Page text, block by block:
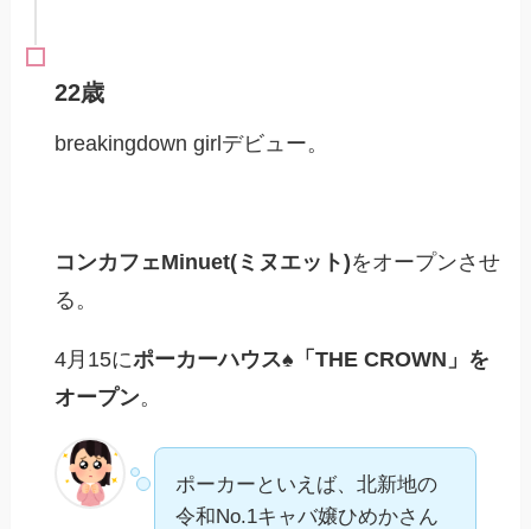
22歳
breakingdown girlデビュー。
コンカフェMinuet(ミヌエット)をオープンさせ
る。
4月15にポーカーハウス♠︎「THE CROWN」を
オープン。
ポーカーといえば、北新地の
令和No.1キャバ嬢ひめかさん